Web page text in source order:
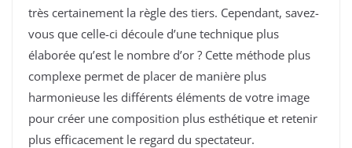
très certainement la règle des tiers. Cependant, savez-
vous que celle-ci découle d’une technique plus
élaborée qu’est le nombre d’or ? Cette méthode plus
complexe permet de placer de manière plus
harmonieuse les différents éléments de votre image
pour créer une composition plus esthétique et retenir
plus efficacement le regard du spectateur.